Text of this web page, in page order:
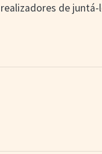
de juntá-
, de Silvio